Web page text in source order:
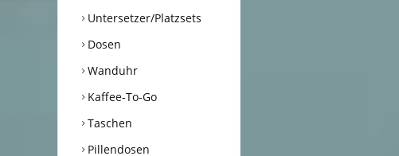
Untersetzer/Platzsets
Dosen
Wanduhr
Kaffee-To-Go
Taschen
Pillendosen